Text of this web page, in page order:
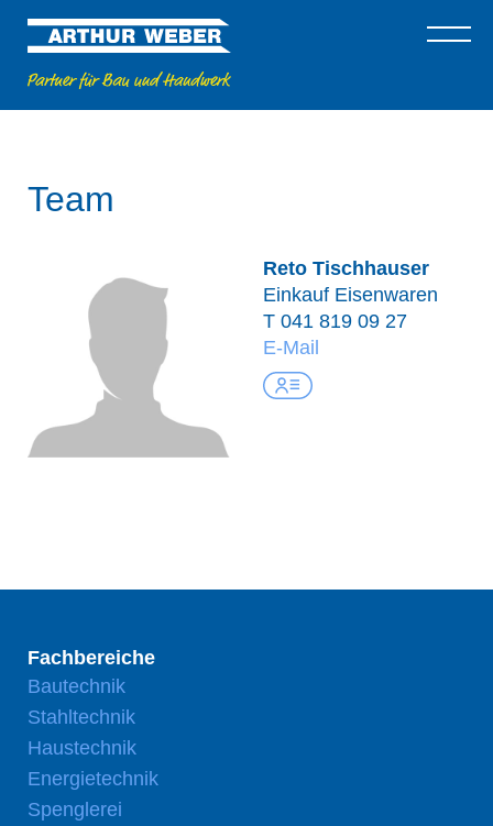
Team
Reto Tischhauser
Einkauf Eisenwaren
T 041 819 09 27
E-Mail
Fachbereiche
Bautechnik
Stahltechnik
Haustechnik
Energietechnik
Spenglerei